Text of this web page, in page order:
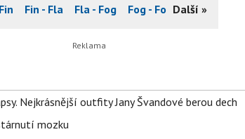
Fin - Fla Fla - Fog Fog - For Fos - Fra
Další »
Nejkrásnější outfity Jany Švandové berou dech
mozku